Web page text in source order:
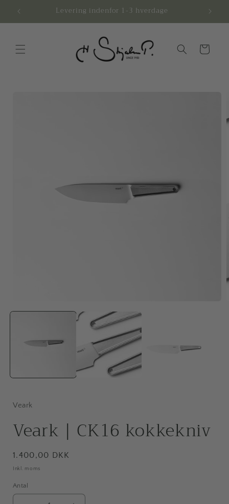
indhold
Levering indenfor 1-3 hverdage
Indkøbskurv
mediet
Veark
Veark | CK16 kokkekniv
Normalpris
1.400,00 DKK
Inkl. moms
Antal
Antal